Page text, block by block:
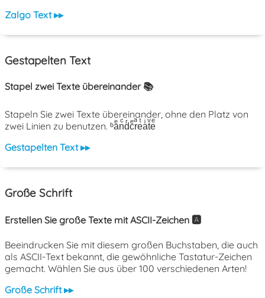
Zalgo Text ▸▸
Gestapelten Text
Stapel zwei Texte übereinander 📚
Stapeln Sie zwei Texte übereinander, ohne den Platz von
zwei Linien zu benutzen. ᵇaͤnͨdͬcͤrͣeͭaͥtͮeͤ
Gestapelten Text ▸▸
Große Schrift
Erstellen Sie große Texte mit ASCII-Zeichen 🅰️
Beeindrucken Sie mit diesem großen Buchstaben, die auch
als ASCII-Text bekannt, die gewöhnliche Tastatur-Zeichen
gemacht. Wählen Sie aus über 100 verschiedenen Arten!
Große Schrift ▸▸